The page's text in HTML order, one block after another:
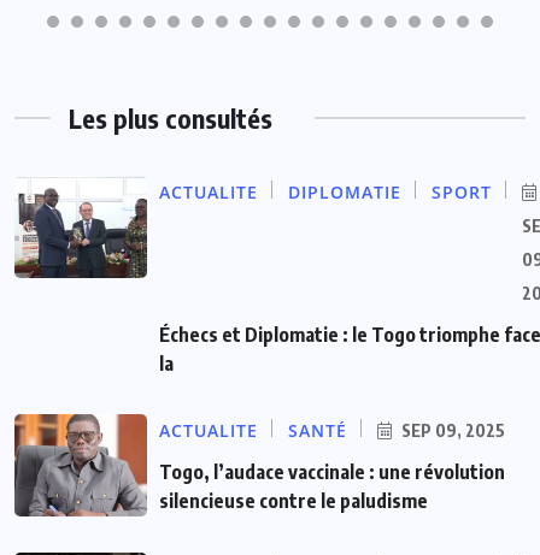
Les plus consultés
ACTUALITE DIPLOMATIE SPORT
Échecs et Diplomatie : le Togo triomphe
la
ACTUALITE SANTÉ SEP 09, 2025
Togo, l’audace vaccinale : une révolution
silencieuse contre le paludisme